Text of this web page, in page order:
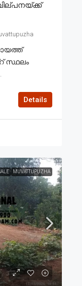
സ്ഥലം
Details
MUVATTUPUZHA